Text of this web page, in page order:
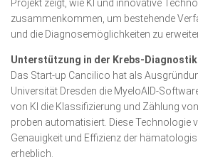
Projekt zeigt, wie KI und innovative
zusammenkommen, um bestehende
und die Diagnosemöglichkeiten zu
Unterstützung in der Krebs-Diagnostik
Das Start-up Cancilico hat als
Universität Dresden die MyeloAID-
von KI die Klas­si­fizierung und Zählung
proben automatisiert. Diese Technologie
Genauigkeit und Effizienz der
erheblich.